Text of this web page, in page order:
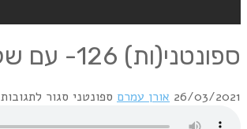
ספונטני(ות) 126- עם שקד ושני עמרם
26/03/2021 אורן עמרם ספונטני סגור לתגובות